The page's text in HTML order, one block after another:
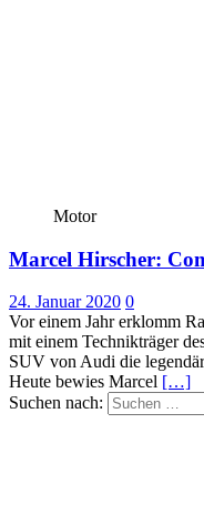
Motor
Marcel Hirscher:
24. Januar 2020 0
Vor einem Jahr erklomm
mit einem Technikträger
SUV von Audi die
Heute bewies Marcel […]
Suchen nach: